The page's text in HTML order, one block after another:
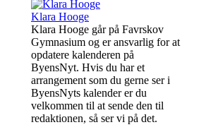
Klara Hooge
Klara Hooge går på Favrskov
Gymnasium og er ansvarlig for at
opdatere kalenderen på
ByensNyt. Hvis du har et
arrangement som du gerne ser i
ByensNyts kalender er du
velkommen til at sende den til
redaktionen, så ser vi på det.